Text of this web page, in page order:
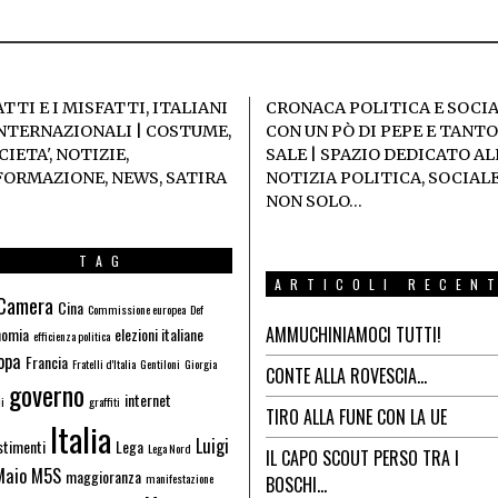
E I MISFATTI, ITALIANI
| COSTUME,
NOTIZIE,
NEWS, SATIRA
TAG
Cina Commissione europea Def
efficienza politica elezioni italiane
Francia Fratelli d'Italia Gentiloni Giorgia
governo graffiti internet
Italia Lega Lega Nord Luigi
M5S maggioranza manifestazione
CRONACA POLITICA E
CON UN PÒ DI PEPE E TANTO
SALE | SPAZIO DEDICATO
NOTIZIA POLITICA,
NON SOLO…
ARTICOLI
AMMUCHINIAMOCI TUTTI!
CONTE ALLA ROVESCIA…
TIRO ALLA FUNE CON LA UE
IL CAPO SCOUT PERSO TRA I
BOSCHI…